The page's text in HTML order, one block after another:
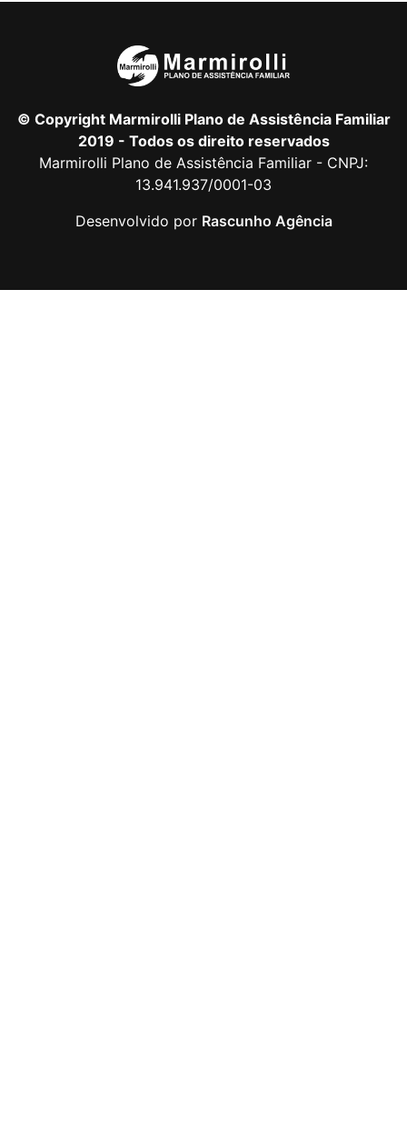
© Copyright Marmirolli Plano de Assistência Familiar
2019 - Todos os direito reservados
Marmirolli Plano de Assistência Familiar - CNPJ:
13.941.937/0001-03
Desenvolvido por Rascunho Agência